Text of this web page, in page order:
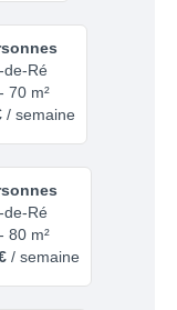
de-Ré
70 m²
/ semaine
de-Ré
80 m²
/ semaine